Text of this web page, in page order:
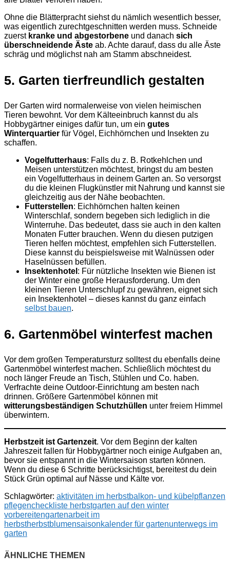
Ohne die Blätterpracht siehst du nämlich wesentlich besser,
was eigentlich zurechtgeschnitten werden muss. Schneide
zuerst kranke und abgestorbene und danach sich
überschneidende Äste ab. Achte darauf, dass du alle Äste
schräg und möglichst nah am Stamm abschneidest.
5. Garten tierfreundlich gestalten
Der Garten wird normalerweise von vielen heimischen
Tieren bewohnt. Vor dem Kälteeinbruch kannst du als
Hobbygärtner einiges dafür tun, um ein gutes
Winterquartier für Vögel, Eichhörnchen und Insekten zu
schaffen.
Vogelfutterhaus: Falls du z. B. Rotkehlchen und
Meisen unterstützen möchtest, bringst du am besten
ein Vogelfutterhaus in deinem Garten an. So versorgst
du die kleinen Flugkünstler mit Nahrung und kannst sie
gleichzeitig aus der Nähe beobachten.
Futterstellen: Eichhörnchen halten keinen
Winterschlaf, sondern begeben sich lediglich in die
Winterruhe. Das bedeutet, dass sie auch in den kalten
Monaten Futter brauchen. Wenn du diesen putzigen
Tieren helfen möchtest, empfehlen sich Futterstellen.
Diese kannst du beispielsweise mit Walnüssen oder
Haselnüssen befüllen.
Insektenhotel : Für nützliche Insekten wie Bienen ist
der Winter eine große Herausforderung. Um den
kleinen Tieren Unterschlupf zu gewähren, eignet sich
ein Insektenhotel – dieses kannst du ganz einfach
selbst bauen.
6. Gartenmöbel winterfest machen
Vor dem großen Temperatursturz solltest du ebenfalls deine
Gartenmöbel winterfest machen. Schließlich möchtest du
noch länger Freude an Tisch, Stühlen und Co. haben.
Verfrachte deine Outdoor-Einrichtung am besten nach
drinnen. Größere Gartenmöbel können mit
witterungsbeständigen Schutzhüllen unter freiem Himmel
überwintern.
Herbstzeit ist Gartenzeit. Vor dem Beginn der kalten
Jahreszeit fallen für Hobbygärtner noch einige Aufgaben an,
bevor sie entspannt in die Wintersaison starten können.
Wenn du diese 6 Schritte berücksichtigst, bereitest du dein
Stück Grün optimal auf Nässe und Kälte vor.
Schlagwörter: aktivitäten im herbstbalkon- und kübelpflanzen
pflegencheckliste herbstgarten auf den winter
vorbereitengartenarbeit im
herbstherbstblumensaisonkalender für gartenunterwegs im
garten